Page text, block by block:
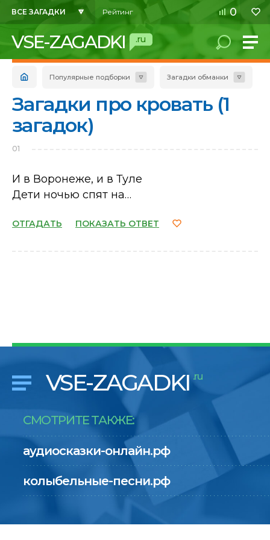
ВСЕ ЗАГАДКИ Рейтинг 0
VSE-ZAGADKI .ru
Популярные подборки Загадки обманки
Загадки про кровать (1
загадок)
01
И в Воронеже, и в Туле
Дети ночью спят на…
ОТГАДАТЬ ПОКАЗАТЬ ОТВЕТ
VSE-ZAGADKI .ru
СМОТРИТЕ ТАКЖЕ:
аудиосказки-онлайн.рф
колыбельные-песни.рф